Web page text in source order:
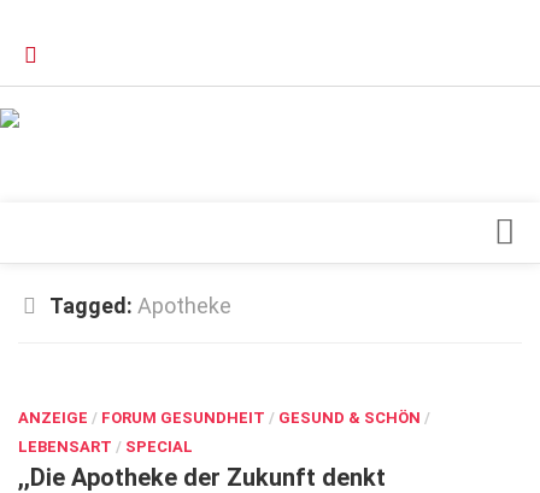
Orthopädie
Schönheit & Wohlbefinden
Tagged: Apotheke
ANZEIGE / FORUM GESUNDHEIT / GESUND & SCHÖN /
LEBENSART / SPECIAL
,,Die Apotheke der Zukunft denkt